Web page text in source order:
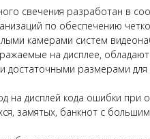
свечения разработан в
по обеспечению
камерами систем
на дисплее,
достаточными размерами
на дисплей кода ошибки при
замятых, банкнот с